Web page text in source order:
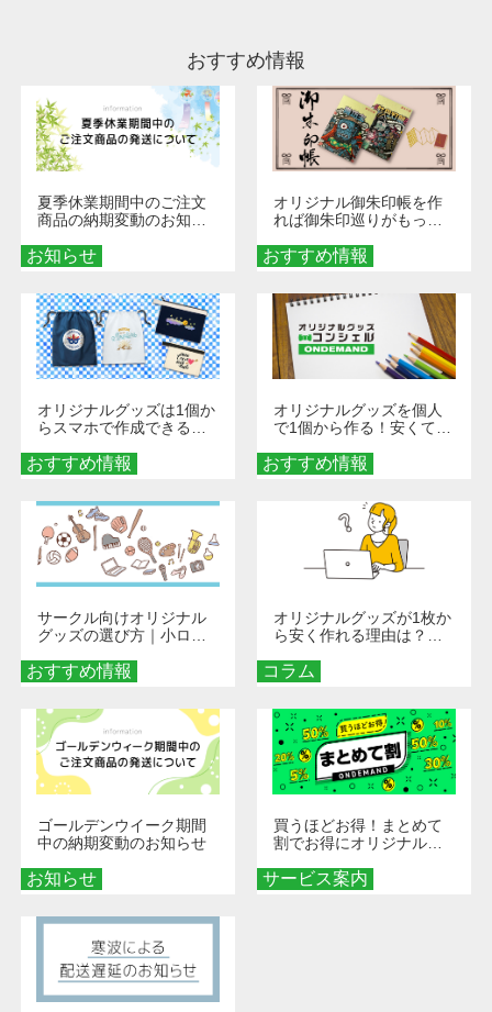
おすすめ情報
お知らせ
夏季休業期間中のご注文
商品の納期変動のお知ら
おすすめ情報
オリジナル御朱印帳を作
れば御朱印巡りがもっと
ダーメイドする魅力と選
び方
おすすめ情報
オリジナルグッズは1個か
らスマホで作成できる！
くなる巾着＆ポーチ活用
術
おすすめ情報
オリジナルグッズを個人
で1個から作る！安くて簡
秘訣
おすすめ情報
サークル向けオリジナル
グッズの選び方｜小ロッ
める秘訣
コラム
オリジナルグッズが1枚か
ら安く作れる理由は？オ
とメリットを解説
お知らせ
ゴールデンウイーク期間
中の納期変動のお知らせ
サービス案内
買うほどお得！まとめて
割でお得にオリジナルグ